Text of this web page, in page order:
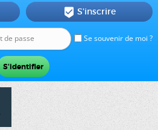
Se souvenir de moi ?
 S'inscrire